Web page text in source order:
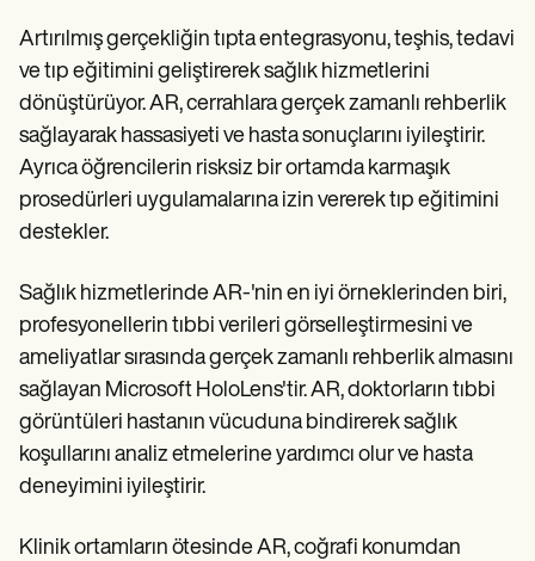
Artırılmış gerçekliğin tıpta entegrasyonu, teşhis, tedavi
ve tıp eğitimini geliştirerek sağlık hizmetlerini
dönüştürüyor. AR, cerrahlara gerçek zamanlı rehberlik
sağlayarak hassasiyeti ve hasta sonuçlarını iyileştirir.
Ayrıca öğrencilerin risksiz bir ortamda karmaşık
prosedürleri uygulamalarına izin vererek tıp eğitimini
destekler.
Sağlık hizmetlerinde AR-'nin en iyi örneklerinden biri,
profesyonellerin tıbbi verileri görselleştirmesini ve
ameliyatlar sırasında gerçek zamanlı rehberlik almasını
sağlayan Microsoft HoloLens'tir. AR, doktorların tıbbi
görüntüleri hastanın vücuduna bindirerek sağlık
koşullarını analiz etmelerine yardımcı olur ve hasta
deneyimini iyileştirir.
Klinik ortamların ötesinde AR, coğrafi konumdan